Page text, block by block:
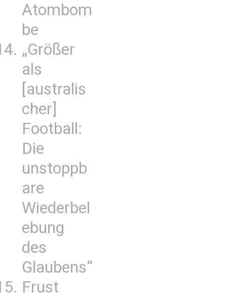
Atombom
be
„Größer
als
[australis
cher]
Football:
Die
unstoppb
are
Wiederbel
ebung
des
Glaubens“
Frust